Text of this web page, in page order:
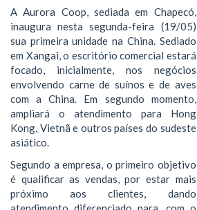
A Aurora Coop, sediada em Chapecó,
inaugura nesta segunda-feira (19/05)
sua primeira unidade na China. Sediado
em Xangai, o escritório comercial estará
focado, inicialmente, nos negócios
envolvendo carne de suínos e de aves
com a China. Em segundo momento,
ampliará o atendimento para Hong
Kong, Vietnã e outros países do sudeste
asiático.
Segundo a empresa, o primeiro objetivo
é qualificar as vendas, por estar mais
próximo aos clientes, dando